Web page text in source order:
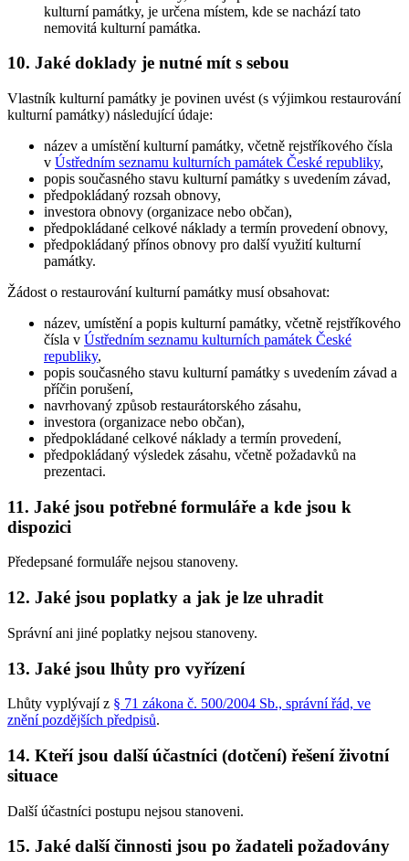
kulturní památky, je určena místem, kde se nachází tato
nemovitá kulturní památka.
10. Jaké doklady je nutné mít s sebou
Vlastník kulturní památky je povinen uvést (s výjimkou restaurování
kulturní památky) následující údaje:
název a umístění kulturní památky, včetně rejstříkového čísla
v Ústředním seznamu kulturních památek České republiky,
popis současného stavu kulturní památky s uvedením závad,
předpokládaný rozsah obnovy,
investora obnovy (organizace nebo občan),
předpokládané celkové náklady a termín provedení obnovy,
předpokládaný přínos obnovy pro další využití kulturní
památky.
Žádost o restaurování kulturní památky musí obsahovat:
název, umístění a popis kulturní památky, včetně rejstříkového
čísla v Ústředním seznamu kulturních památek České
republiky,
popis současného stavu kulturní památky s uvedením závad a
příčin porušení,
navrhovaný způsob restaurátorského zásahu,
investora (organizace nebo občan),
předpokládané celkové náklady a termín provedení,
předpokládaný výsledek zásahu, včetně požadavků na
prezentaci.
11. Jaké jsou potřebné formuláře a kde jsou k
dispozici
Předepsané formuláře nejsou stanoveny.
12. Jaké jsou poplatky a jak je lze uhradit
Správní ani jiné poplatky nejsou stanoveny.
13. Jaké jsou lhůty pro vyřízení
Lhůty vyplývají z § 71 zákona č. 500/2004 Sb., správní řád, ve
znění pozdějších předpisů.
14. Kteří jsou další účastníci (dotčení) řešení životní
situace
Další účastníci postupu nejsou stanoveni.
15. Jaké další činnosti jsou po žadateli požadovány